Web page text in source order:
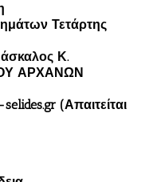
Τετάρτης
Κ.
ΑΡΧΑΝΩΝ
(Απαιτείται